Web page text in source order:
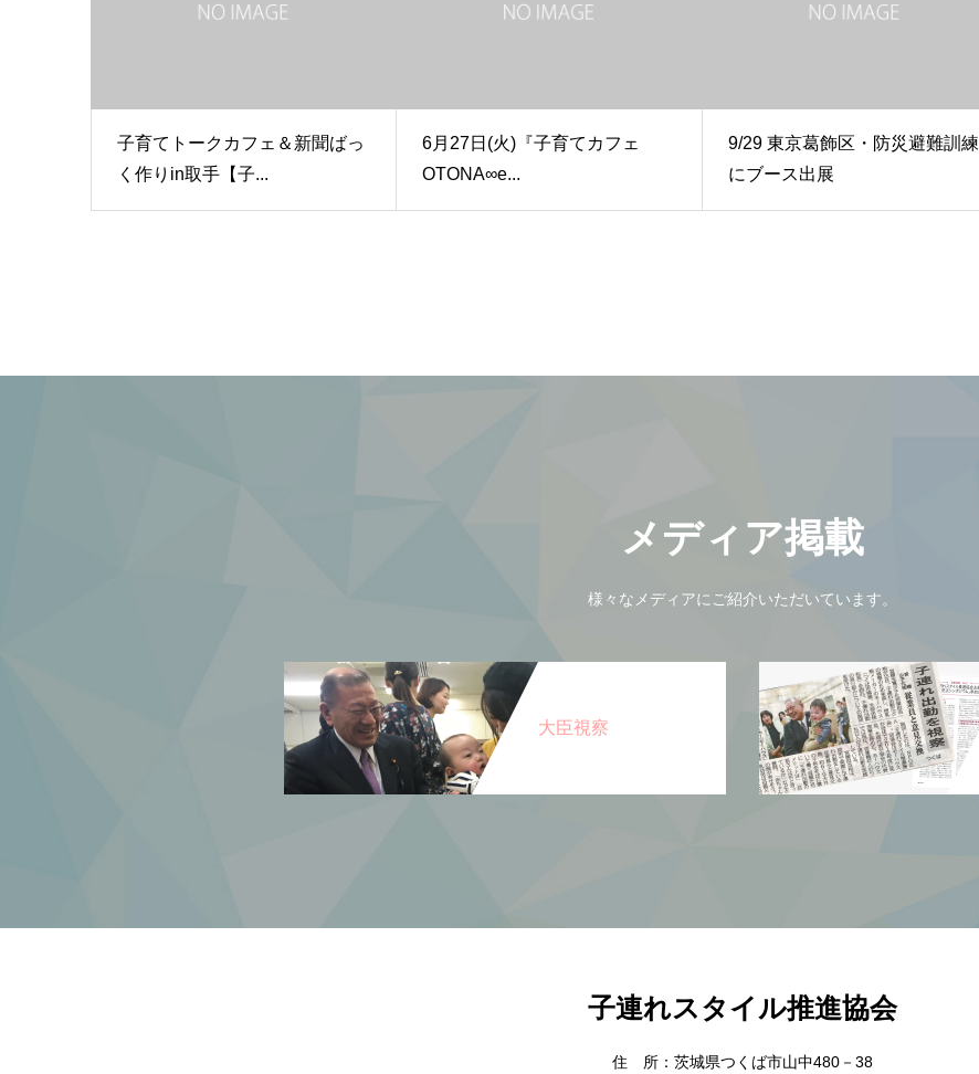
子育てトークカフェ＆新聞ばっ
く作りin取手【子...
6月27日(火)『子育てカフェ
OTONA∞e...
9/29 東京葛飾区・防災避難訓練
にブース出展
メディア掲載
様々なメディアにご紹介いただいています。
大臣視察
子連れスタイル推進協会
住 所：茨城県つくば市山中480－38